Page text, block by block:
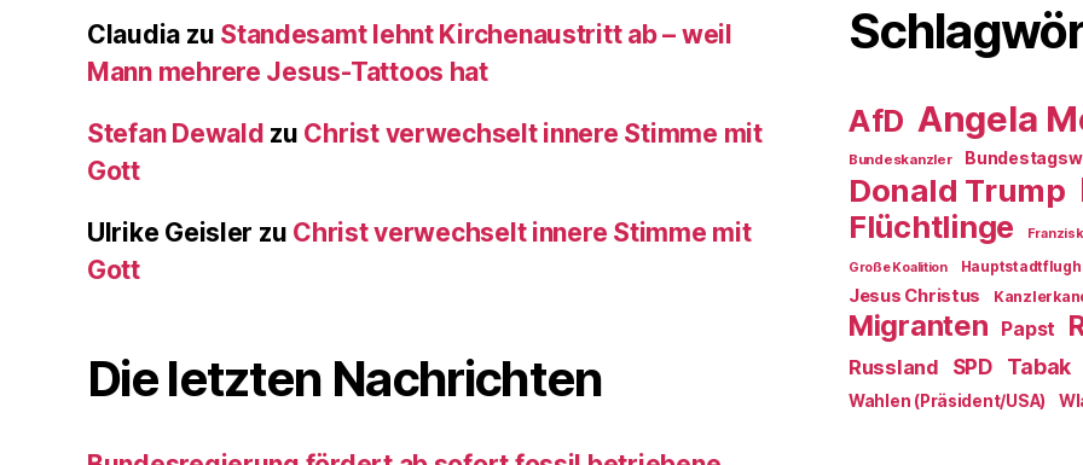
Claudia zu Standesamt lehnt Kirchenaustritt ab – weil
Mann mehrere Jesus-Tattoos hat
Stefan Dewald zu Christ verwechselt innere Stimme mit
Gott
Ulrike Geisler zu Christ verwechselt innere Stimme mit
Gott
Die letzten Nachrichten
AfD Angela
Bundeskanzler
Donald Trump
Flüchtlinge
Große Koalition
Jesus Christus
Migranten Papst
Russland SPD Tabak
Wahlen (Präsident/USA)